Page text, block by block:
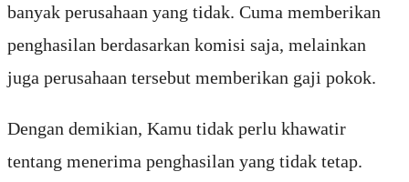
banyak perusahaan yang tidak. Cuma memberikan
penghasilan berdasarkan komisi saja, melainkan
juga perusahaan tersebut memberikan gaji pokok.
Dengan demikian, Kamu tidak perlu khawatir
tentang menerima penghasilan yang tidak tetap.